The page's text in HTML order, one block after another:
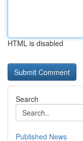
HTML is disabled
Search
Published News